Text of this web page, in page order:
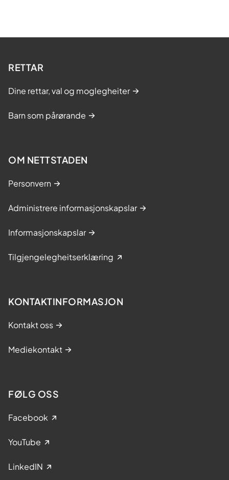
RETTAR
Dine rettar, val og moglegheiter
Barn som pårørande
OM NETTSTADEN
Personvern
Administrere informasjonskapslar
Informasjonskapslar
Tilgjengelegheitserklæring
KONTAKTINFORMASJON
Kontakt oss
Mediekontakt
FØLG OSS
Facebook
YouTube
LinkedIN